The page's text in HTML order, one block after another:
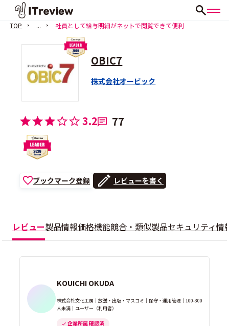
TOP ... 社員として給与明細がネットで閲覧できて便利
OBIC7
株式会社オービック
3.2 77
ブックマーク登録 レビューを書く
レビュー製品情報価格機能競合・類似製品セキュリティ情
KOUICHI OKUDA
株式会社文化工房｜放送・出版・マスコミ｜保守・運用管理｜100-300
人未満｜ユーザー（利用者）
企業所属 確認済